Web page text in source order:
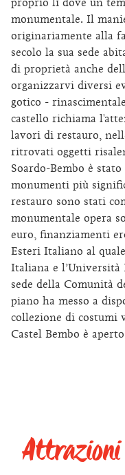
proprio lì dove un
monumentale. Il
originariamente alla
secolo la sua sede
di proprietà anche
organizzarvi diversi
gotico -
castello richiama
lavori di restauro,
ritrovati oggetti
Soardo-Bembo è
monumenti più
restauro sono stati
monumentale opera
euro, finanziamenti
Esteri Italiano al
Italiana e l’Università
sede della Comunità
piano ha messo a
collezione di costumi
Castel Bembo è
Attrazioni